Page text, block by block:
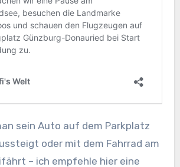
sein Auto auf dem Parkplatz
oder mit dem Fahrrad am
– ich empfehle hier eine